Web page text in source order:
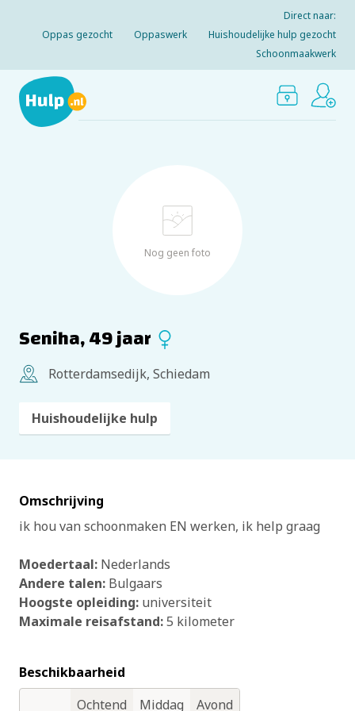
Direct naar:
Oppas gezocht
Oppaswerk
Huishoudelijke hulp gezocht
Schoonmaakwerk
Nog geen foto
Seniha, 49 jaar
Rotterdamsedijk, Schiedam
Huishoudelijke hulp
Omschrijving
ik hou van schoonmaken EN werken, ik help graag
Moedertaal: Nederlands
Andere talen: Bulgaars
Hoogste opleiding: universiteit
Maximale reisafstand:5 kilometer
Beschikbaarheid
Ochtend Middag
Avond